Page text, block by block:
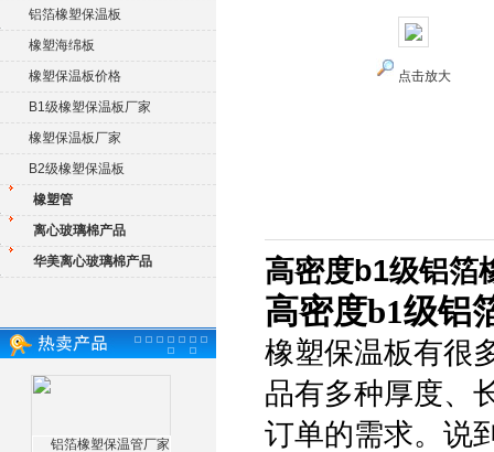
铝箔橡塑保温板
橡塑海绵板
橡塑保温板价格
B1级橡塑保温板厂家
橡塑保温板厂家
B2级橡塑保温板
橡塑管
离心玻璃棉产品
华美离心玻璃棉产品
点击放大
高密度b1级铝箔
高密度b1级铝
橡塑保温板有很
品有多种厚度、
订单的需求。说